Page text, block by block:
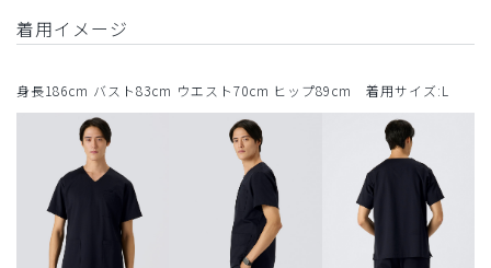
着用イメージ
身長186cm バスト83cm ウエスト70cm ヒップ89cm 着用サイズ:L